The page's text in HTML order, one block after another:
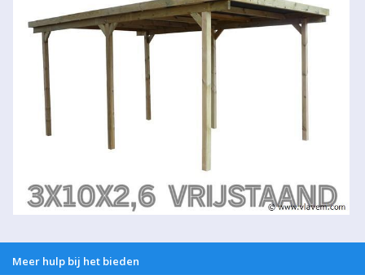
Meer hulp bij het bieden